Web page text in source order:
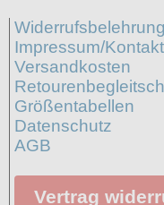
Widerrufsbelehrung
Impressum/Kontakt
Versandkosten
Größentabellen
Datenschutz
AGB
Vertrag